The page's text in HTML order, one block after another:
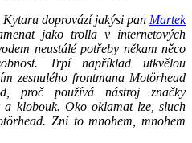
doprovází jakýsi pan Martek
jako trolla v internetových
neustálé potřeby někam něco
Trpí například utkvělou
zesnulého frontmana Motörhead
proč používá nástroj značky
a klobouk. Oko oklamat lze, sluch
Zní to mnohem, mnohem